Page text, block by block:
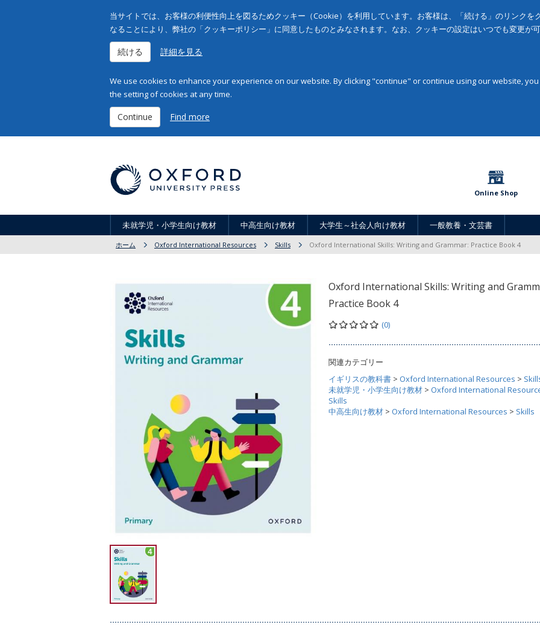
当サイトでは、お客様の利便性向上を図るためクッキー（Cookie）を利用しています。お客様は、「続ける」のリンクを
なることにより、弊社の「クッキーポリシー」に同意したものとみなされます。なお、クッキーの設定はいつでも変更が可
続ける 詳細を見る
We use cookies to enhance your experience on our website. By clicking "continue" or continue using our website,
the setting of cookies at any time.
Continue Find more
Online Shop
未就学児・小学生向け教材 中高生向け教材 大学生～社会人向け教材 一般教養・文芸書
ホーム Oxford International Resources Skills Oxford International Skills: Writing and Grammar: Practice Book 4
Oxford International Skills: Writing and
Practice Book 4
(0)
関連カテゴリー
イギリスの教科書 > Oxford International Resources >
未就学児・小学生向け教材 > Oxford International
Skills
中高生向け教材 > Oxford International Resources > Skills